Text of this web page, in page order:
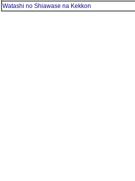
Watashi no Shiawase na Kekkon